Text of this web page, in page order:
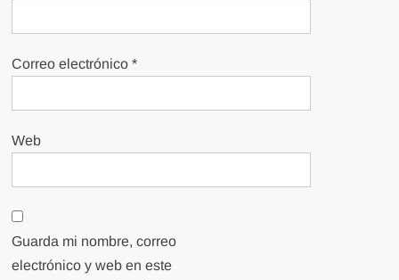
Correo electrónico*
Web
Guarda mi nombre, correo
electrónico y web en este